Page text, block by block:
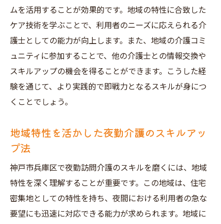
ムを活用することが効果的です。地域の特性に合致した
ケア技術を学ぶことで、利用者のニーズに応えられる介
護士としての能力が向上します。また、地域の介護コミ
ュニティに参加することで、他の介護士との情報交換や
スキルアップの機会を得ることができます。こうした経
験を通じて、より実践的で即戦力となるスキルが身につ
くことでしょう。
地域特性を活かした夜勤介護のスキルアッ
プ法
神戸市兵庫区で夜勤訪問介護のスキルを磨くには、地域
特性を深く理解することが重要です。この地域は、住宅
密集地としての特性を持ち、夜間における利用者の急な
要望にも迅速に対応できる能力が求められます。地域に